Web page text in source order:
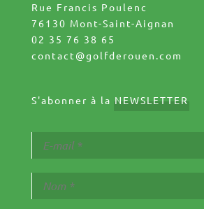
Rue Francis Poulenc
76130 Mont-Saint-Aignan
02 35 76 38 65
contact@golfderouen.com
S'abonner à la NEWSLETTER